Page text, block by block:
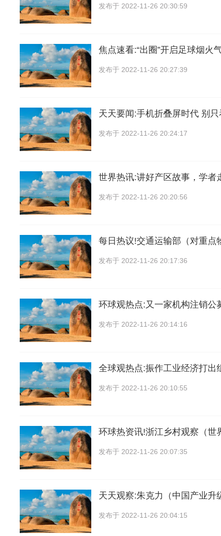
发布于 2022-11-26 20:30:59
焦点速看:“出圈”开启足球烟火
发布于 2022-11-26 20:27:39
天天要闻:手机折叠屏时代 别
发布于 2022-11-26 20:24:17
世界热讯:讲好产区故事，学者
发布于 2022-11-26 20:20:56
每日热议!交通运输部（对重点
发布于 2022-11-26 20:17:36
环球观热点:又一家机构注销公
发布于 2022-11-26 20:14:16
全球观热点:振作工业经济打出
发布于 2022-11-26 20:10:55
环球热资讯!浙江乡村观察（世
发布于 2022-11-26 20:07:35
天天观察:朱克力（中国产业升
发布于 2022-11-26 20:04:15